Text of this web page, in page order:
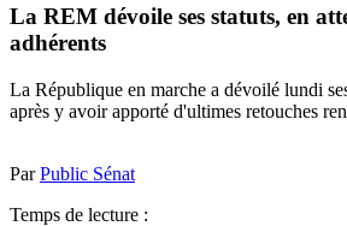
La REM dévoile ses statuts, en
adhérents
La République en marche a dévoilé lundi
après y avoir apporté d'ultimes retouches
ParPublic Sénat
Temps de lecture :